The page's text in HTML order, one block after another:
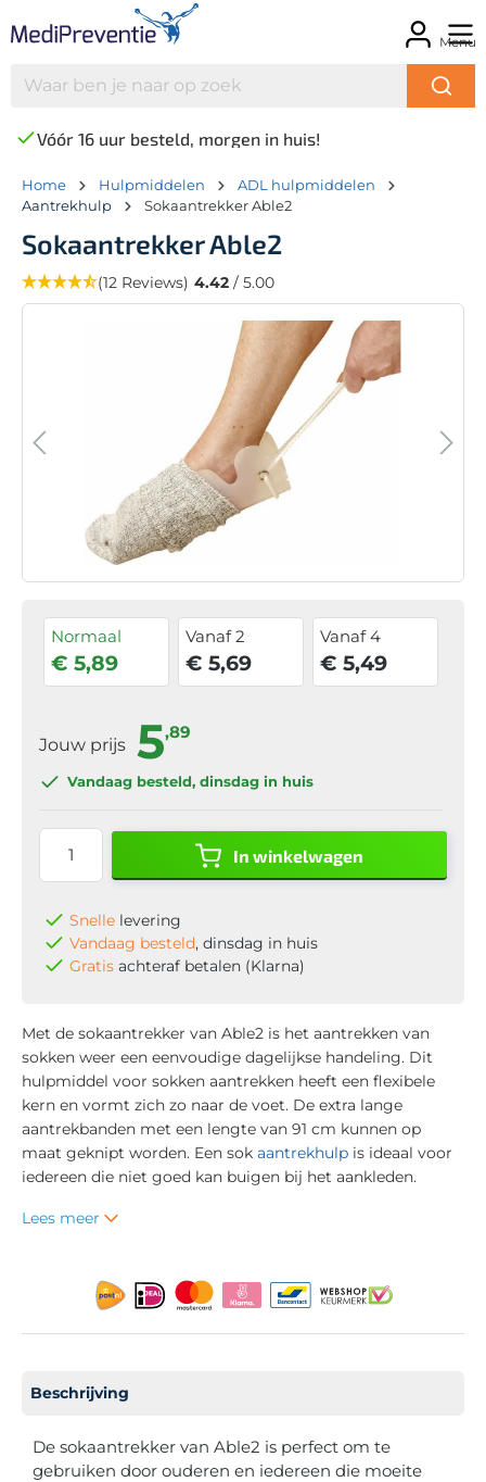
Menu
Vóór 16 uur besteld, morgen in huis!
Home Hulpmiddelen
ADL hulpmiddelen
Aantrekhulp
Sokaantrekker Able2
Sokaantrekker Able2
(12 Reviews) 4.42 / 5.00
Normaal
€ 5,89
Vanaf 2
€ 5,69
Vanaf 4
€ 5,49
Jouw prijs 5,89
Vandaag besteld, dinsdag in huis
In winkelwagen
Snelle levering
Vandaag besteld, dinsdag in huis
Gratis achteraf betalen (Klarna)
Met de sokaantrekker van Able2 is het aantrekken van
sokken weer een eenvoudige dagelijkse handeling. Dit
hulpmiddel voor sokken aantrekken heeft een flexibele
kern en vormt zich zo naar de voet. De extra lange
aantrekbanden met een lengte van 91 cm kunnen op
maat geknipt worden. Een sok aantrekhulp is ideaal voor
iedereen die niet goed kan buigen bij het aankleden.
Lees meer
Beschrijving
De sokaantrekker van Able2 is perfect om te
gebruiken door ouderen en iedereen die moeite